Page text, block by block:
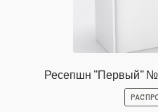
Ресепшн "Первый"